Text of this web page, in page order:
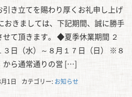
き立てを賜わり厚くお礼申し上げ
おきましては、下記期間、誠に勝手
せて頂きます。 ◆夏季休業期間 ２
３日（水）～８月１７日（日） ※８
から通常通りの営 […]
1日 カテゴリー: お知らせ